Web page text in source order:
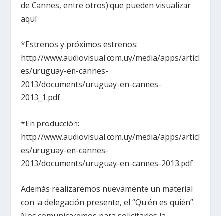
de Cannes, entre otros) que pueden visualizar
aquí:
*Estrenos y próximos estrenos:
http://www.audiovisual.com.uy/media/apps/articl
es/uruguay-en-cannes-
2013/documents/uruguay-en-cannes-
2013_1.pdf
*En producción:
http://www.audiovisual.com.uy/media/apps/articl
es/uruguay-en-cannes-
2013/documents/uruguay-en-cannes-2013.pdf
Además realizaremos nuevamente un material
con la delegación presente, el “Quién es quién”.